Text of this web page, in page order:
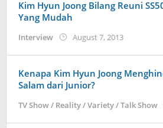
Kim Hyun Joong Bilang Reuni
Yang Mudah
Interview August 7, 2013by
Kenapa Kim Hyun Joong
Salam dari Junior?
TV Show / Reality / Variety / Talk Show